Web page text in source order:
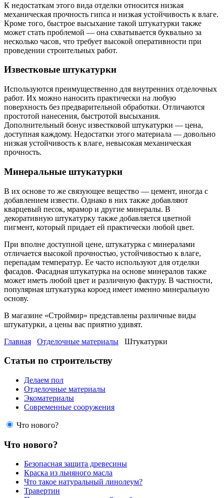
К недостаткам этого вида отделки относится низкая
механическая прочность гипса и низкая устойчивость к влаге.
Кроме того, быстрое высыхание такой штукатурки также
может стать проблемой — она схватывается буквально за
несколько часов, что требует высокой оперативности при
проведении строительных работ.
Известковые штукатурки
Используются преимущественно для внутренних отделочных
работ. Их можно наносить практически на любую
поверхность без предварительной обработки. Отличаются
простотой нанесения, быстротой высыхания.
Дополнительный бонус известковой штукатурки — цена,
доступная каждому. Недостатки этого материала — довольно
низкая устойчивость к влаге, невысокая механическая
прочность.
Минеральные штукатурки
В их основе то же связующее вещество — цемент, иногда с
добавлением извести. Однако в них также добавляют
кварцевый песок, мрамор и другие минералы. В
декоративную штукатурку также добавляется цветной
пигмент, который придает ей практически любой цвет.
При вполне доступной цене, штукатурка с минералами
отличается высокой прочностью, устойчивостью к влаге,
перепадам температур. Ее часто используют для отделки
фасадов. Фасадная штукатурка на основе минералов также
может иметь любой цвет и различную фактуру. В частности,
популярная штукатурка короед имеет именно минеральную
основу.
В магазине «Строймир» представлены различные виды
штукатурки, а цены вас приятно удивят.
Главная
Отделочные материалы Штукатурки
Статьи по строительству
Делаем пол
Отделочные материалы
Экоматериалы
Современные сооружения
Что нового?
Что нового?
Безопасная защита древесины
Краска из льняного масла
Что такое натуральный линолеум?
Травертин